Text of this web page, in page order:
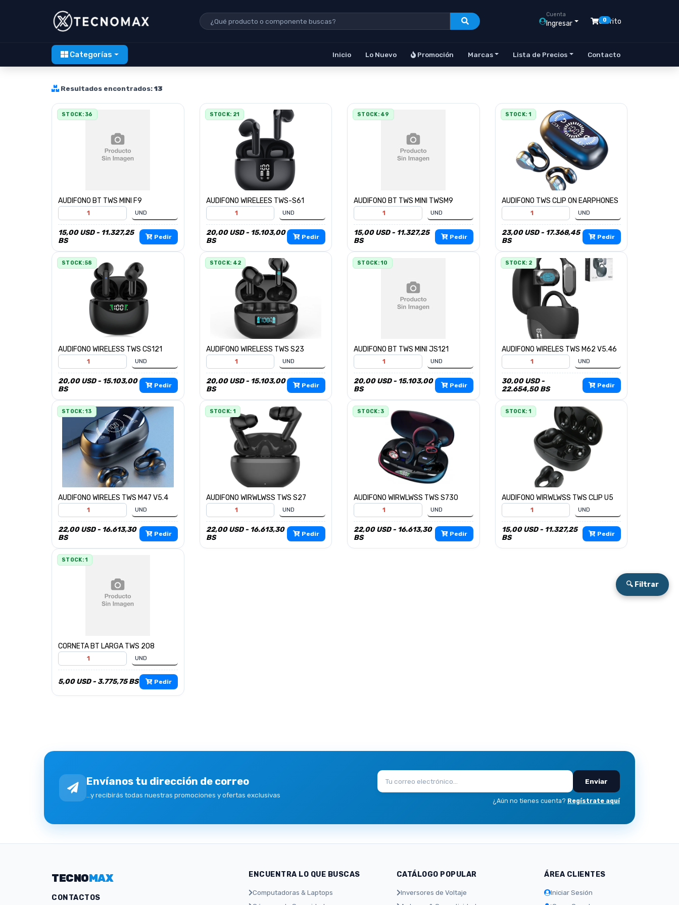
Cuenta
Ingresar 0
Carrito
Categorías Inicio Lo Nuevo Promoción Marcas Lista de Precios Contacto
Resultados encontrados:13
STOCK: 36
AUDIFONO BT TWS MINI F9
15,00 USD - 11.327,25
BS
Pedir
STOCK: 21
AUDIFONO WIRELEES TWS-S61
20,00 USD - 15.103,00
BS
Pedir
STOCK: 49
AUDIFONO BT TWS MINI TWSM9
15,00 USD - 11.327,25
BS
Pedir
STOCK: 1
AUDIFONO TWS CLIP ON EARPHONES
23,00 USD - 17.368,45
BS
Pedir
STOCK: 58
AUDIFONO WIRELESS TWS CS121
20,00 USD - 15.103,00
BS
Pedir
STOCK: 42
AUDIFONO WIRELESS TWS S23
20,00 USD - 15.103,00
BS
Pedir
STOCK: 10
AUDIFONO BT TWS MINI JS121
20,00 USD - 15.103,00
BS
Pedir
STOCK: 2
AUDIFONO WIRELES TWS M62 V5.46
30,00 USD -
22.654,50 BS
Pedir
STOCK: 13
AUDIFONO WIRELES TWS M47 V5.4
22,00 USD - 16.613,30
BS
Pedir
STOCK: 1
AUDIFONO WIRWLWSS TWS S27
22,00 USD - 16.613,30
BS
Pedir
STOCK: 3
AUDIFONO WIRWLWSS TWS S730
22,00 USD - 16.613,30
BS
Pedir
STOCK: 1
AUDIFONO WIRWLWSS TWS CLIP U5
15,00 USD - 11.327,25
BS
Pedir
STOCK: 1
CORNETA BT LARGA TWS 208
5,00 USD - 3.775,75 BS Pedir
🔍 Filtrar
Envíanos tu dirección de correo
...y recibirás todas nuestras promociones y ofertas exclusivas
Enviar
¿Aún no tienes cuenta? Regístrate aquí
TECNOMAX
CONTACTOS
ENCUENTRA LO QUE BUSCAS
Computadoras & Laptops
CATÁLOGO POPULAR
Inversores de Voltaje
ÁREA CLIENTES
Iniciar Sesión